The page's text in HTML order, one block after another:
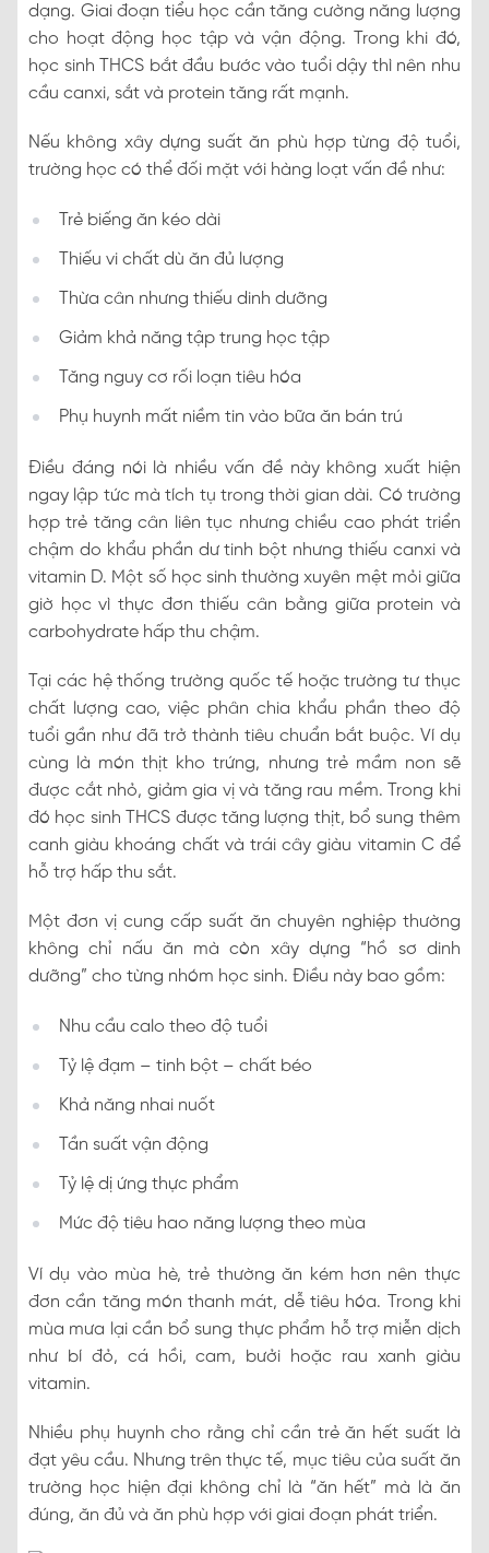
dạng. Giai đoạn tiểu học cần tăng cường năng lượng
cho hoạt động học tập và vận động. Trong khi đó,
học sinh THCS bắt đầu bước vào tuổi dậy thì nên nhu
cầu canxi, sắt và protein tăng rất mạnh.
Nếu không xây dựng suất ăn phù hợp từng độ tuổi,
trường học có thể đối mặt với hàng loạt vấn đề như:
Trẻ biếng ăn kéo dài
Thiếu vi chất dù ăn đủ lượng
Thừa cân nhưng thiếu dinh dưỡng
Giảm khả năng tập trung học tập
Tăng nguy cơ rối loạn tiêu hóa
Phụ huynh mất niềm tin vào bữa ăn bán trú
Điều đáng nói là nhiều vấn đề này không xuất hiện
ngay lập tức mà tích tụ trong thời gian dài. Có trường
hợp trẻ tăng cân liên tục nhưng chiều cao phát triển
chậm do khẩu phần dư tinh bột nhưng thiếu canxi và
vitamin D. Một số học sinh thường xuyên mệt mỏi giữa
giờ học vì thực đơn thiếu cân bằng giữa protein và
carbohydrate hấp thu chậm.
Tại các hệ thống trường quốc tế hoặc trường tư thục
chất lượng cao, việc phân chia khẩu phần theo độ
tuổi gần như đã trở thành tiêu chuẩn bắt buộc. Ví dụ
cùng là món thịt kho trứng, nhưng trẻ mầm non sẽ
được cắt nhỏ, giảm gia vị và tăng rau mềm. Trong khi
đó học sinh THCS được tăng lượng thịt, bổ sung thêm
canh giàu khoáng chất và trái cây giàu vitamin C để
hỗ trợ hấp thu sắt.
Một đơn vị cung cấp suất ăn chuyên nghiệp thường
không chỉ nấu ăn mà còn xây dựng “hồ sơ dinh
dưỡng” cho từng nhóm học sinh. Điều này bao gồm:
Nhu cầu calo theo độ tuổi
Tỷ lệ đạm – tinh bột – chất béo
Khả năng nhai nuốt
Tần suất vận động
Tỷ lệ dị ứng thực phẩm
Mức độ tiêu hao năng lượng theo mùa
Ví dụ vào mùa hè, trẻ thường ăn kém hơn nên thực
đơn cần tăng món thanh mát, dễ tiêu hóa. Trong khi
mùa mưa lại cần bổ sung thực phẩm hỗ trợ miễn dịch
như bí đỏ, cá hồi, cam, bưởi hoặc rau xanh giàu
vitamin.
Nhiều phụ huynh cho rằng chỉ cần trẻ ăn hết suất là
đạt yêu cầu. Nhưng trên thực tế, mục tiêu của suất ăn
trường học hiện đại không chỉ là “ăn hết” mà là ăn
đúng, ăn đủ và ăn phù hợp với giai đoạn phát triển.